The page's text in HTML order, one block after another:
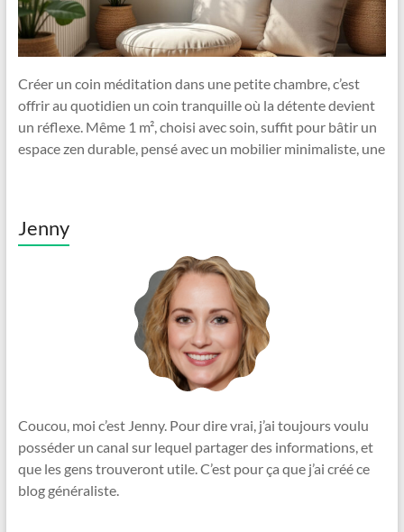
Créer un coin méditation dans une petite chambre, c’est
offrir au quotidien un coin tranquille où la détente devient
un réflexe. Même 1 m², choisi avec soin, suffit pour bâtir un
espace zen durable, pensé avec un mobilier minimaliste, une
Jenny
Coucou, moi c’est Jenny. Pour dire vrai, j’ai toujours voulu
posséder un canal sur lequel partager des informations, et
que les gens trouveront utile. C’est pour ça que j’ai créé ce
blog généraliste.